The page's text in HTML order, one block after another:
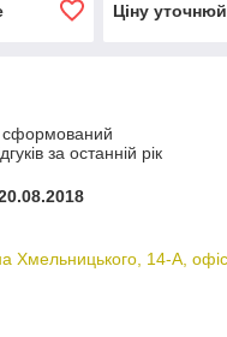
Ціну
сформований
за останній рік
Хмельницького, 14-А,